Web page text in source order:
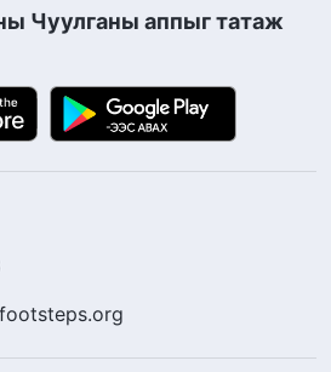
Чуулганы аппыг татаж